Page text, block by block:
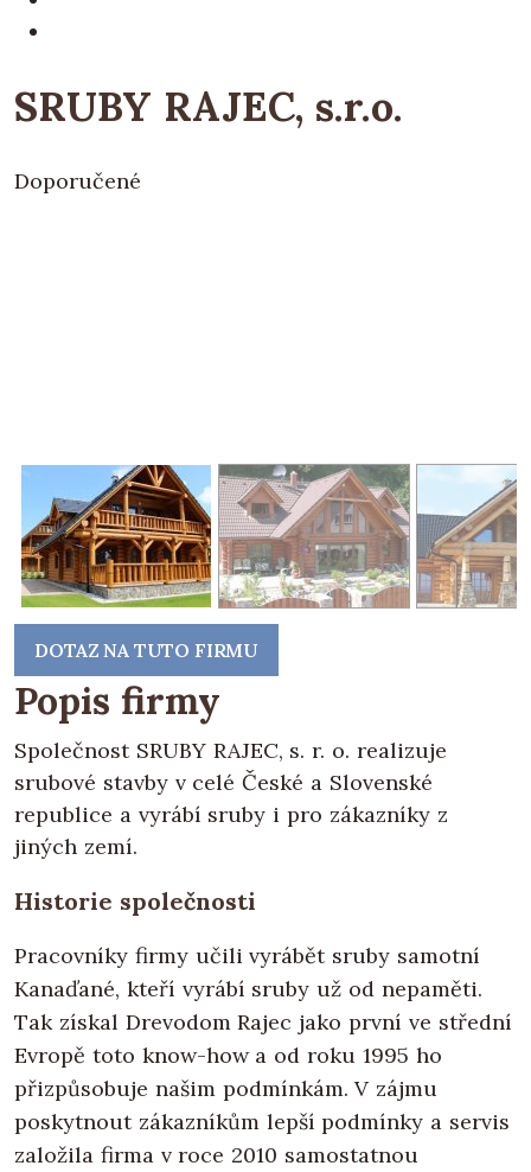
SRUBY RAJEC, s.r.o.
Doporučené
DOTAZ NA TUTO FIRMU
Popis firmy
Společnost SRUBY RAJEC, s. r. o. realizuje
srubové stavby v celé České a Slovenské
republice a vyrábí sruby i pro zákazníky z
jiných zemí.
Historie společnosti
Pracovníky firmy učili vyrábět sruby samotní
Kanaďané, kteří vyrábí sruby už od nepaměti.
Tak získal Drevodom Rajec jako první ve střední
Evropě toto know-how a od roku 1995 ho
přizpůsobuje našim podmínkám. V zájmu
poskytnout zákazníkům lepší podmínky a servis
založila firma v roce 2010 samostatnou